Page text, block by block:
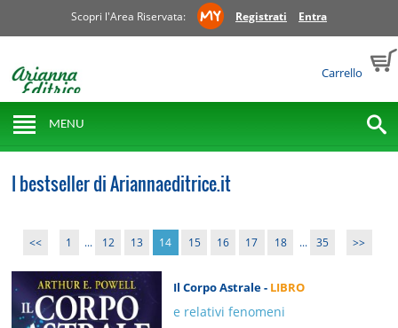
Scopri l'Area Riservata: Registrati Entra
Carrello
MENU
I bestseller di Ariannaeditrice.it
<< 1 ... 12 13 14 15 16 17 18 ... 35 >>
Il Corpo Astrale - LIBRO
e relativi fenomeni